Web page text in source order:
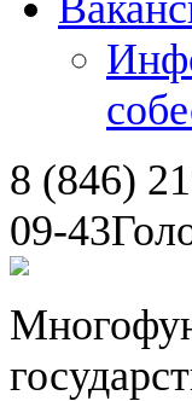
8 (846)
09-43